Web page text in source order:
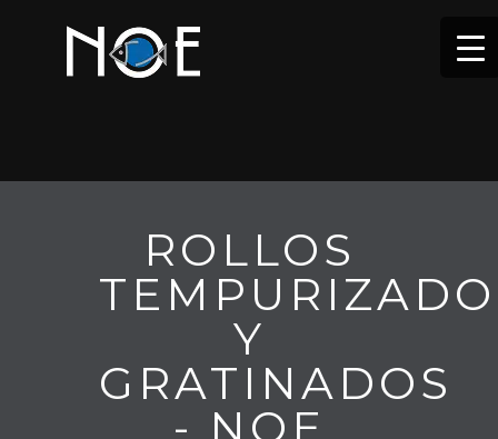
ROLLOS
Y
GRATINADOS
- NOE